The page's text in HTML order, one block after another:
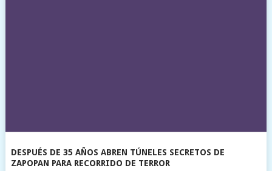
DESPUÉS DE 35 AÑOS ABREN TÚNELES SECRETOS DE
ZAPOPAN PARA RECORRIDO DE TERROR